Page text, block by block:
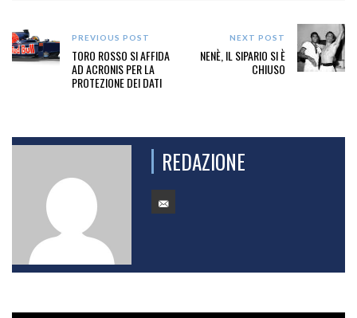
PREVIOUS POST
TORO ROSSO SI AFFIDA
AD ACRONIS PER LA
PROTEZIONE DEI DATI
NEXT POST
NENÈ, IL SIPARIO SI È
CHIUSO
REDAZIONE